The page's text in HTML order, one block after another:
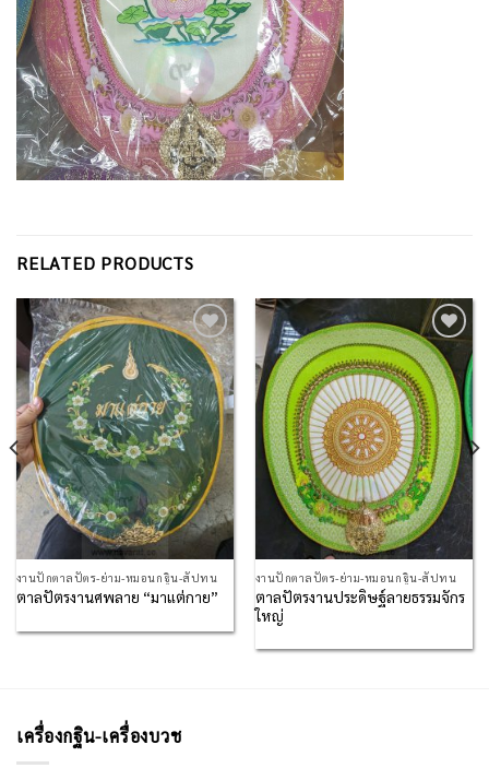
RELATED PRODUCTS
Add to
Wishlist
งานปักตาลปัตร-ย่าม-หมอนกฐิน-สัปทน
ตาลปัตรงานศพลาย “มาแต่กาย”
Add to
Wishlist
งานปักตาลปัตร-ย่าม-หมอนกฐิน-สัปทน
ตาลปัตรงานประดิษฐ์ลายธรรมจักร
ใหญ่
เครื่องกฐิน-เครื่องบวช